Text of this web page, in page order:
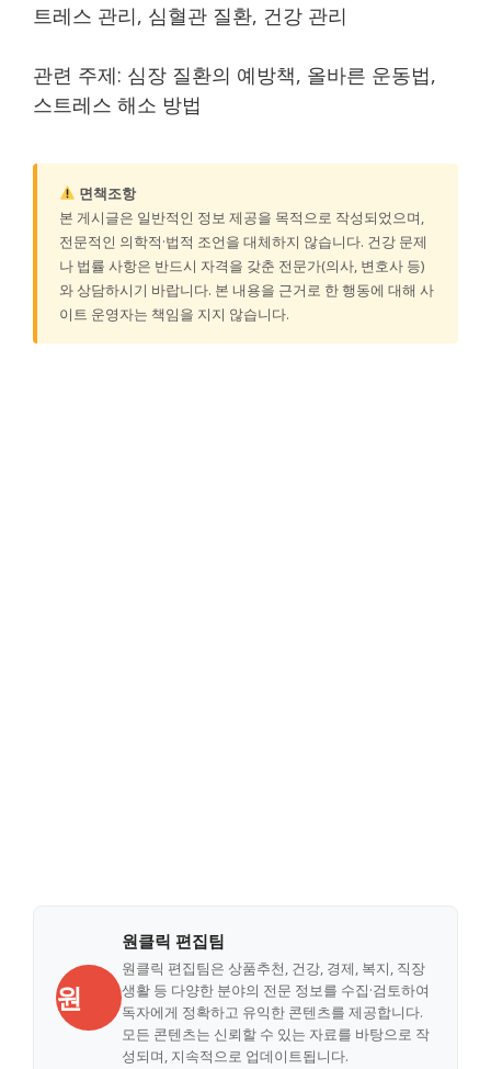
트레스 관리, 심혈관 질환, 건강 관리
관련 주제: 심장 질환의 예방책, 올바른 운동법,
스트레스 해소 방법
면책조항
본 게시글은 일반적인 정보 제공을 목적으로 작성되었으며,
전문적인 의학적·법적 조언을 대체하지 않습니다. 건강 문제
나 법률 사항은 반드시 자격을 갖춘 전문가(의사, 변호사 등)
와 상담하시기 바랍니다. 본 내용을 근거로 한 행동에 대해 사
이트 운영자는 책임을 지지 않습니다.
원
원클릭 편집팀
원클릭 편집팀은 상품추천, 건강, 경제, 복지, 직장
생활 등 다양한 분야의 전문 정보를 수집·검토하여
독자에게 정확하고 유익한 콘텐츠를 제공합니다.
모든 콘텐츠는 신뢰할 수 있는 자료를 바탕으로 작
성되며, 지속적으로 업데이트됩니다.